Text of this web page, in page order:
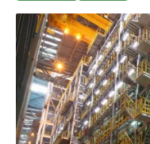
碳費徵收對象落實自主
的中小製造業低碳轉型
備，例如鋼鐵業的加
60%；二、汽電共生
期可減少排碳30%；
統，協助提高能源效率
擴大人才培育與輔導建